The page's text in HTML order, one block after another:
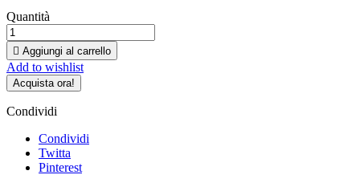
Quantità
 Aggiungi al carrello
Add to wishlist
Acquista ora!
Condividi
Condividi
Twitta
Pinterest